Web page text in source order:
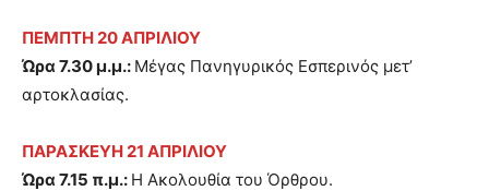
ΠΕΜΠΤΗ 20 ΑΠΡΙΛΙΟΥ
Ώρα 7.30 μ.μ.: Μέγας Πανηγυρικός Εσπερινός μετ’
αρτοκλασίας.
ΠΑΡΑΣΚΕΥΗ 21 ΑΠΡΙΛΙΟΥ
Ώρα 7.15 π.μ.: Η Ακολουθία του Όρθρου.